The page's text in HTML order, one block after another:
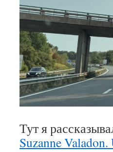
Тут я
Suzanne